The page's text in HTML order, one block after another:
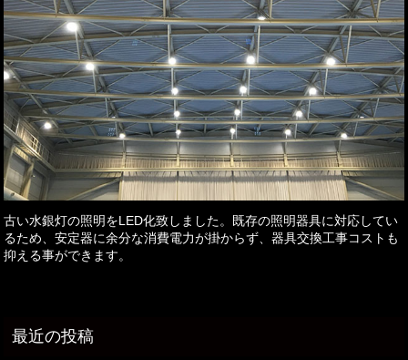
古い水銀灯の照明をLED化致しました。既存の照明器具に対応してい
るため、安定器に余分な消費電力が掛からず、器具交換工事コストも
抑える事ができます。